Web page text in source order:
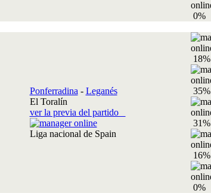
0%
Ponferradina - Leganés
El Toralín
ver la previa del partido
Liga nacional de Spain
18%
35%
31%
16%
0%